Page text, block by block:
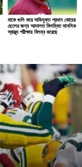
মাকে গুলি করে অভিযুক্ত প্রধান কোচের
ছেলের জন্য আদালত বিলম্বিত মানসিক
স্বাস্থ্য পরীক্ষায় বিলম্ব করেছে